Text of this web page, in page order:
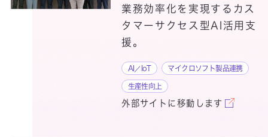
ICTインフラ構築サービス
業務効率化を実現するカス
タマーサクセス型AI活用支
援。
AI／IoT マイクロソフト製品連携
生産性向上
外部サイトに移動します